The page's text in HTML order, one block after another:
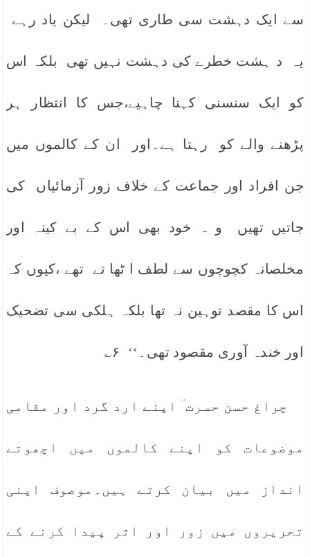
سے ایک دہشت سی طاری تھی۔ لیکن یاد رہے
یہ د ہشت خطرے کی دہشت نہیں تھی بلکہ اس
کو ایک سنسنی کہنا چاہیے،جس کا انتظار ہر
پڑھنے والے کو رہتا ہے۔اور ان کے کالموں میں
جن افراد اور جماعت کے خلاف زور آزمائیاں کی
جاتیں تھیں و ہ خود بھی اس کے بے کینہ اور
مخلصانہ کچوچوں سے لطف ا ٹھا تے تھے ،کیوں کہ
اس کا مقصد توہین نہ تھا بلکہ ہلکی سی تضحیک
اور خندہ آوری مقصود تھی۔‘‘ ۶؎
چراغ حسن حسرت ؔ اپنے ارد گرد اور مقامی
موضوعات کو اپنے کالموں میں اچھوتے
انداز میں بیان کرتے ہیں۔موصوف اپنی
تحریروں میں زور اور اثر پیدا کرنے کے